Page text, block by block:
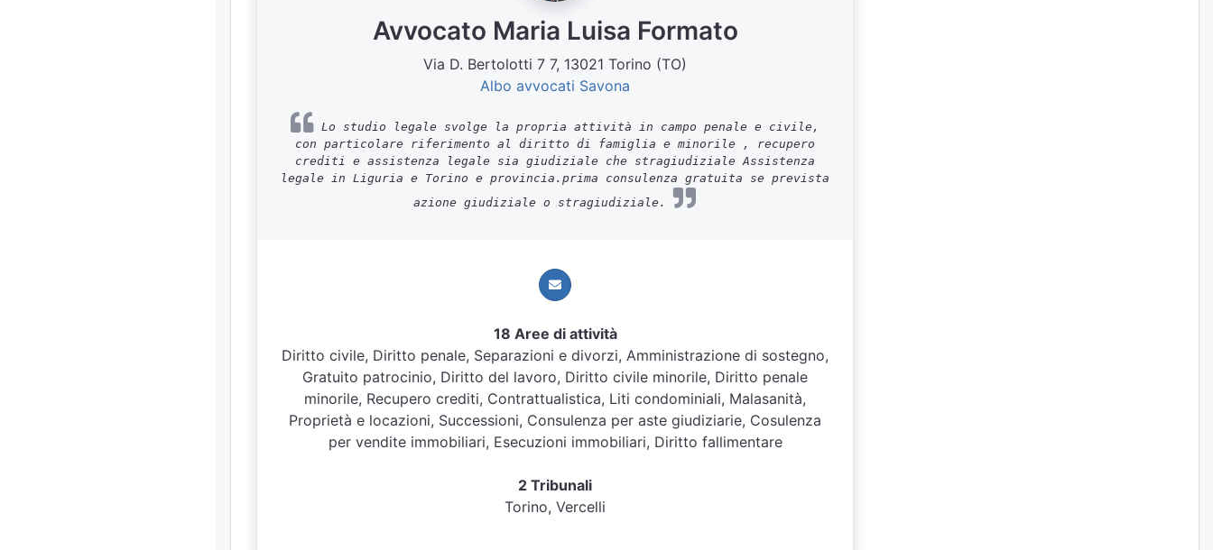
Avvocato Maria Luisa Formato
Via D. Bertolotti 7 7, 13021 Torino (TO)
Albo avvocati Savona
Lo studio legale svolge la propria attività in campo penale e civile,
con particolare riferimento al diritto di famiglia e minorile , recupero
crediti e assistenza legale sia giudiziale che stragiudiziale Assistenza
legale in Liguria e Torino e provincia.prima consulenza gratuita se prevista
azione giudiziale o stragiudiziale.
18 Aree di attività
Diritto civile, Diritto penale, Separazioni e divorzi, Amministrazione di sostegno,
Gratuito patrocinio, Diritto del lavoro, Diritto civile minorile, Diritto penale
minorile, Recupero crediti, Contrattualistica, Liti condominiali, Malasanità,
Proprietà e locazioni, Successioni, Consulenza per aste giudiziarie, Cosulenza
per vendite immobiliari, Esecuzioni immobiliari, Diritto fallimentare
2 Tribunali
Torino, Vercelli